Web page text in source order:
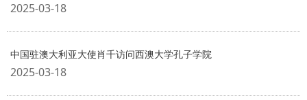
2025-03-18
中国驻澳大利亚大使肖千访问西澳大学孔子学院
2025-03-18